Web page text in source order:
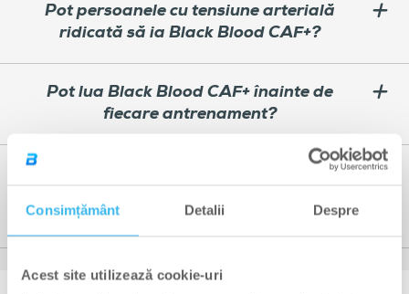
Consimțământ Detalii Despre
Acest site utilizează cookie-uri
Pot persoanele cu tensiune arterială
ridicată să ia Black Blood CAF+?
Pot lua Black Blood CAF+ înainte de
fiecare antrenament?
Black Blood CAF+ este recomandat și
mentale?